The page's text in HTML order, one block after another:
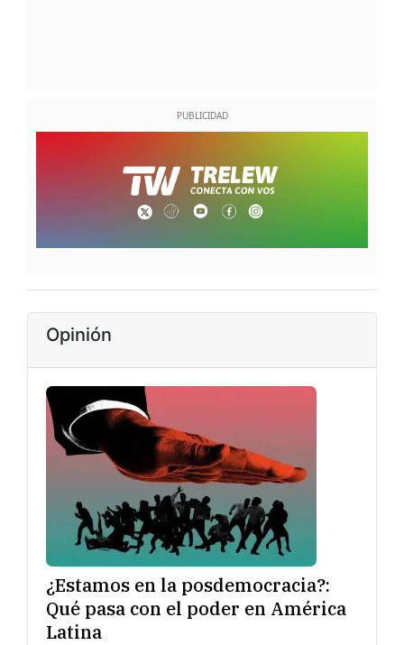
Opinión
¿Estamos en la posdemocracia?:
Qué pasa con el poder en América
Latina